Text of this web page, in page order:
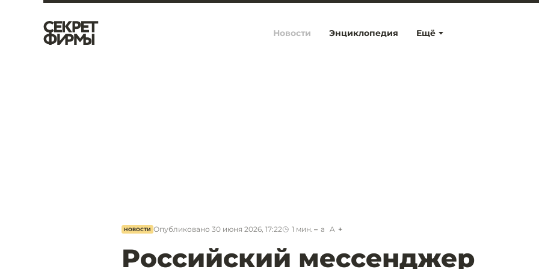
Ещё
Новости Энциклопедия
НОВОСТИ Опубликовано 30 июня 2026, 17:22 1 мин. a A
Российский мессенджер